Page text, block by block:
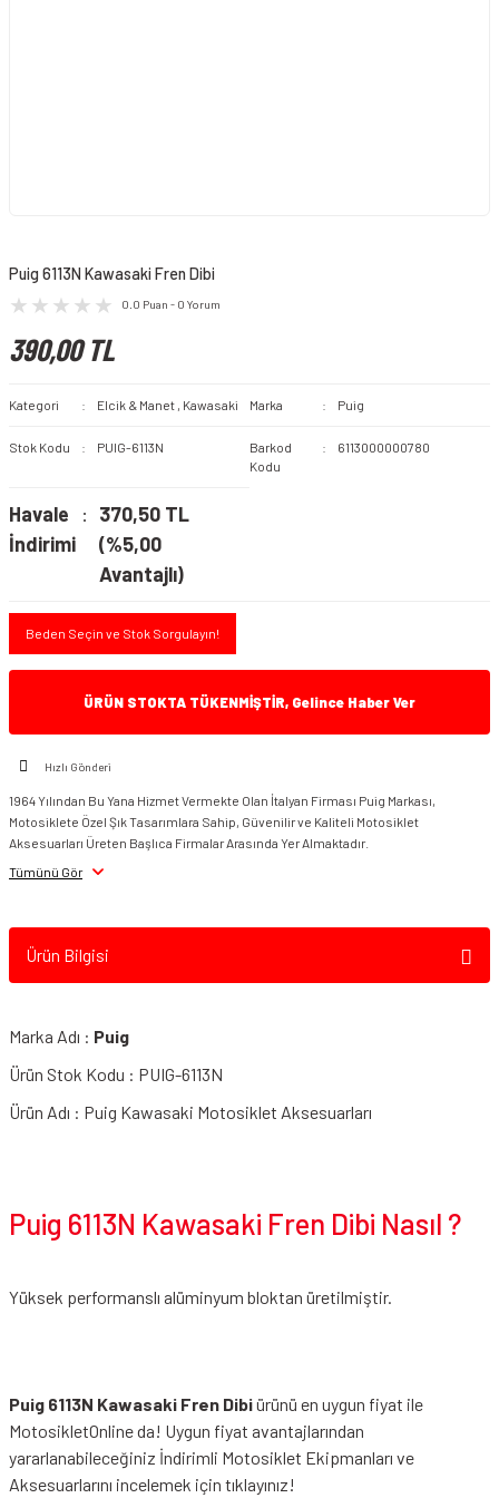
Puig 6113N Kawasaki Fren Dibi
0.0 Puan - 0 Yorum
390,00 TL
Kategori Elcik & Manet , Kawasaki Marka Puig
Stok Kodu PUIG-6113N
Barkod
Kodu
6113000000780
Havale
İndirimi
370,50 TL
(%5,00
Avantajlı)
Beden Seçin ve Stok Sorgulayın!
ÜRÜN STOKTA TÜKENMİŞTİR, Gelince Haber Ver
Hızlı Gönderi
1964 Yılından Bu Yana Hizmet Vermekte Olan İtalyan Firması Puig Markası,
Motosiklete Özel Şık Tasarımlara Sahip, Güvenilir ve Kaliteli Motosiklet
Aksesuarları Üreten Başlıca Firmalar Arasında Yer Almaktadır.
Tümünü Gör
Ürün Bilgisi
Marka Adı : Puig
Ürün Stok Kodu : PUIG-6113N
Ürün Adı : Puig Kawasaki Motosiklet Aksesuarları
Puig 6113N Kawasaki Fren Dibi Nasıl ?
Yüksek performanslı alüminyum bloktan üretilmiştir.
Puig 6113N Kawasaki Fren Dibiürünü en uygun fiyat ile
MotosikletOnline da! Uygun fiyat avantajlarından
yararlanabileceğiniz İndirimli Motosiklet Ekipmanları ve
Aksesuarlarını incelemek için tıklayınız!